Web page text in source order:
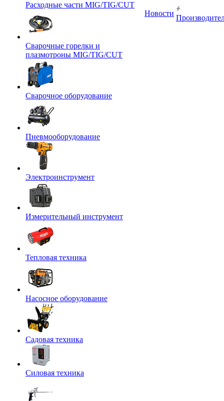
Расходные части MIG/TIG/CUT
Сварочные горелки и
плазмотроны MIG/TIG/CUT
Сварочное оборудование
Пневмооборудование
Электроинструмент
Измерительный инструмент
Тепловая техника
Насосное оборудование
Садовая техника
Силовая техника
Новости